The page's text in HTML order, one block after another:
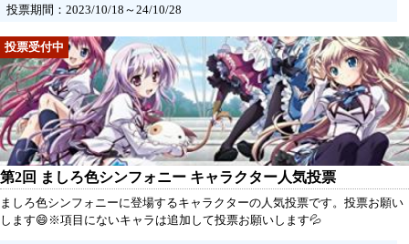
投票期間：2023/10/18～24/10/28
第2回 ましろ色シンフォニー キャラクター人気投票
ましろ色シンフォニーに登場するキャラクターの人気投票です。投票お願い
します😄※項目にないキャラは追加して投票お願いします💦